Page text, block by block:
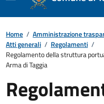
Home / Amministrazione
Atti generali / Regolamenti /
Regolamento della struttura
Arma di Taggia